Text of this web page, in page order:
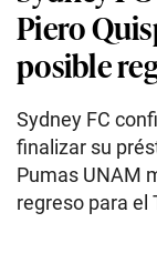
Piero
posible
Sydney FC
finalizar su
Pumas UNAM
regreso para el